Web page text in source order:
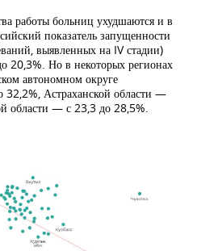
работы больниц ухудшаются и в
показатель запущенности
выявленных на IV стадии)
20,3%. Но в некоторых регионах
автономном округе
32,2%, Астраханской области —
области — с 23,3 до 28,5%.